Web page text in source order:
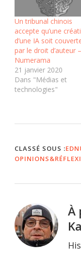
Un tribunal chinois
accepte qu’une
d’une IA soit
par le droit d’auteur –
Numerama
21 janvier 2020
Dans "Médias et
technologies"
CLASSÉ SOUS :
À